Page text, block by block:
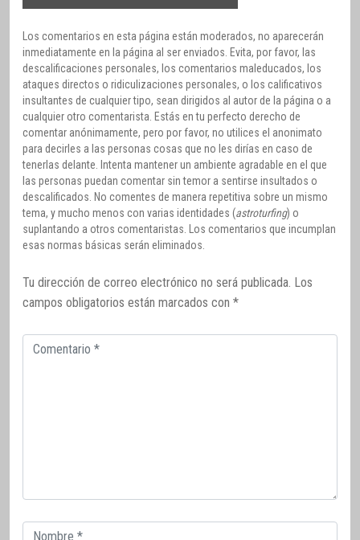
Los comentarios en esta página están moderados, no aparecerán
inmediatamente en la página al ser enviados. Evita, por favor, las
descalificaciones personales, los comentarios maleducados, los
ataques directos o ridiculizaciones personales, o los calificativos
insultantes de cualquier tipo, sean dirigidos al autor de la página o a
cualquier otro comentarista. Estás en tu perfecto derecho de
comentar anónimamente, pero por favor, no utilices el anonimato
para decirles a las personas cosas que no les dirías en caso de
tenerlas delante. Intenta mantener un ambiente agradable en el que
las personas puedan comentar sin temor a sentirse insultados o
descalificados. No comentes de manera repetitiva sobre un mismo
tema, y mucho menos con varias identidades (astroturfing) o
suplantando a otros comentaristas. Los comentarios que incumplan
esas normas básicas serán eliminados.
Tu dirección de correo electrónico no será publicada. Los
campos obligatorios están marcados con *
Comentario
Correo